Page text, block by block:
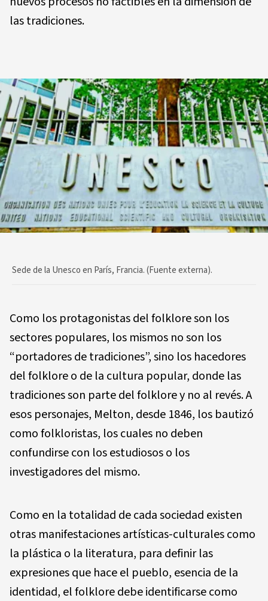
las tradiciones.
Sede de la Unesco en París, Francia. (Fuente externa).
Como los protagonistas del folklore son los
sectores populares, los mismos no son los
“portadores de tradiciones”, sino los hacedores
del folklore o de la cultura popular, donde las
tradiciones son parte del folklore y no al revés. A
esos personajes, Melton, desde 1846, los bautizó
como folkloristas, los cuales no deben
confundirse con los estudiosos o los
investigadores del mismo.
Como en la totalidad de cada sociedad existen
otras manifestaciones artísticas-culturales como
la plástica o la literatura, para definir las
expresiones que hace el pueblo, esencia de la
identidad, el folklore debe identificarse como